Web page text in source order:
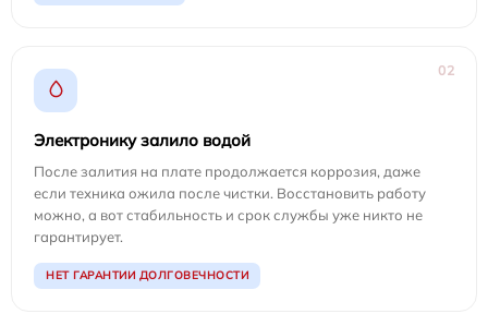
02
Электронику залило водой
После залития на плате продолжается коррозия, даже
если техника ожила после чистки. Восстановить работу
можно, а вот стабильность и срок службы уже никто не
гарантирует.
НЕТ ГАРАНТИИ ДОЛГОВЕЧНОСТИ